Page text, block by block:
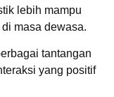
lebih mampu
masa dewasa.
tantangan
yang positif